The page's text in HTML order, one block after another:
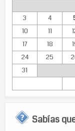
3
4
10
11
17
18
24
25
31
Sabías